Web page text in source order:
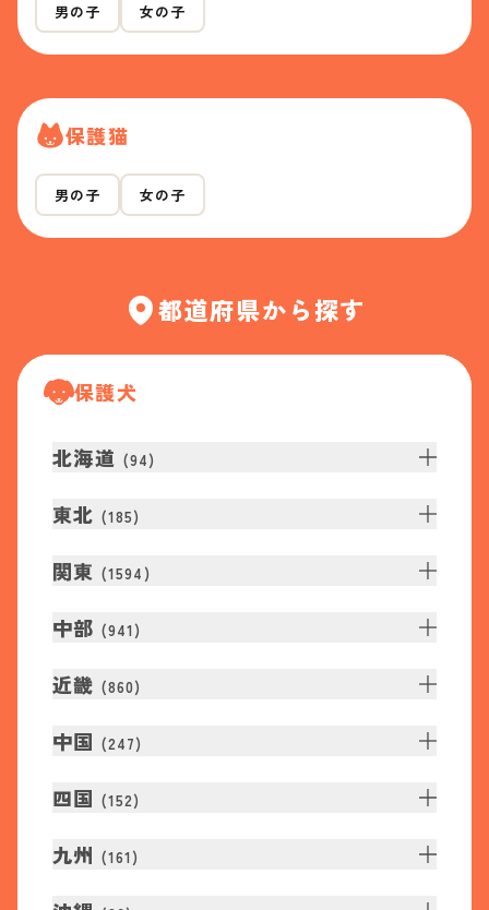
男の子 女の子
保護猫
男の子 女の子
都道府県から探す
保護犬
北海道 (94)
東北 (185)
関東 (1594 )
中部 (941 )
近畿 (860)
中国 (247)
四国 (152)
九州 (161 )